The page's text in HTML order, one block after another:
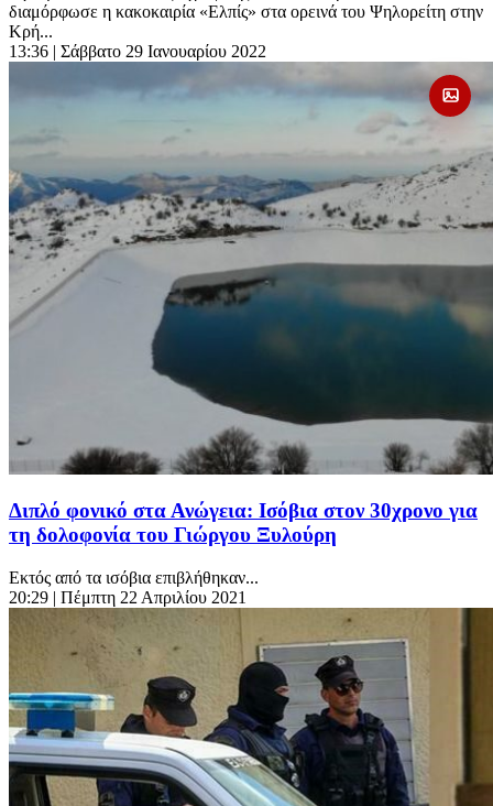
διαμόρφωσε η κακοκαιρία «Ελπίς» στα ορεινά του Ψηλορείτη στην
Κρή...
13:36 | Σάββατο 29 Ιανουαρίου 2022
Διπλό φονικό στα Ανώγεια: Ισόβια στον 30χρονο για
τη δολοφονία του Γιώργου Ξυλούρη
Εκτός από τα ισόβια επιβλήθηκαν...
20:29 | Πέμπτη 22 Απριλίου 2021